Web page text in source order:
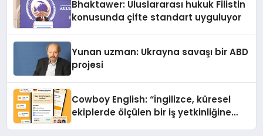
Bhaktawer: Uluslararası hukuk Filistin
konusunda çifte standart uyguluyor
Yunan uzman: Ukrayna savaşı bir ABD
projesi
Cowboy English: “İngilizce, küresel
ekiplerde ölçülen bir iş yetkinliğine